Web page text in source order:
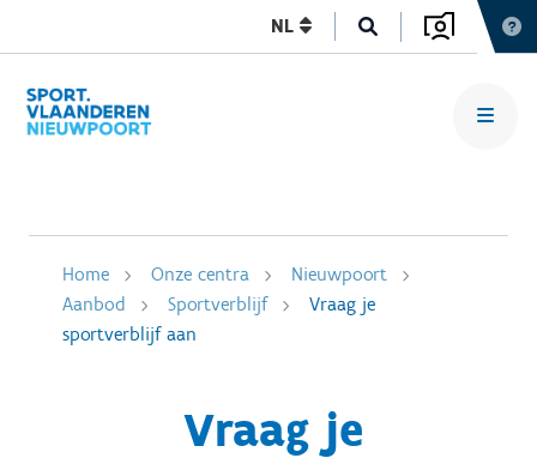
NL
Home Onze centra
Nieuwpoort
Aanbod
Sportverblijf
Vraag je
sportverblijf aan
Vraag je